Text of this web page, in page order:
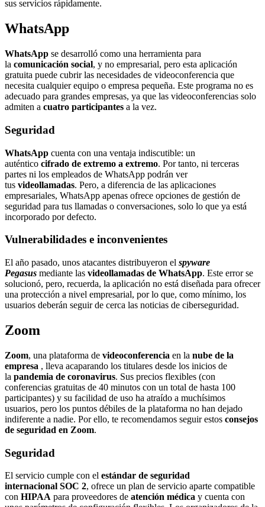
sus servicios rápidamente.
WhatsApp
WhatsApp se desarrolló como una herramienta para
la comunicación social, y no empresarial, pero esta aplicación
gratuita puede cubrir las necesidades de videoconferencia que
necesita cualquier equipo o empresa pequeña. Este programa no es
adecuado para grandes empresas, ya que las videoconferencias solo
admiten a cuatro participantes a la vez.
Seguridad
WhatsApp cuenta con una ventaja indiscutible: un
auténtico cifrado de extremo a extremo. Por tanto, ni terceras
partes ni los empleados de WhatsApp podrán ver
tus videollamadas. Pero, a diferencia de las aplicaciones
empresariales, WhatsApp apenas ofrece opciones de gestión de
seguridad para tus llamadas o conversaciones, solo lo que ya está
incorporado por defecto.
Vulnerabilidades e inconvenientes
El año pasado, unos atacantes distribuyeron el spyware
Pegasus mediante las videollamadas de WhatsApp. Este error se
solucionó, pero, recuerda, la aplicación no está diseñada para ofrecer
una protección a nivel empresarial, por lo que, como mínimo, los
usuarios deberán seguir de cerca las noticias de ciberseguridad.
Zoom
Zoom, una plataforma de videoconferencia en la nube de la
empresa , lleva acaparando los titulares desde los inicios de
la pandemia de coronavirus. Sus precios flexibles (con
conferencias gratuitas de 40 minutos con un total de hasta 100
participantes) y su facilidad de uso ha atraído a muchísimos
usuarios, pero los puntos débiles de la plataforma no han dejado
indiferente a nadie. Por ello, te recomendamos seguir estos consejos
de seguridad en Zoom.
Seguridad
El servicio cumple con el estándar de seguridad
internacional SOC 2, ofrece un plan de servicio aparte compatible
con HIPAA para proveedores de atención médica y cuenta con